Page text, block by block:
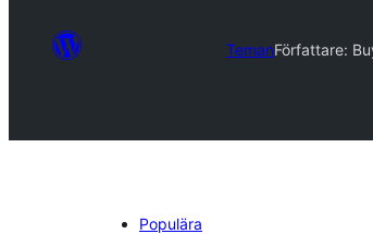
TemanFörfattare:
Populära